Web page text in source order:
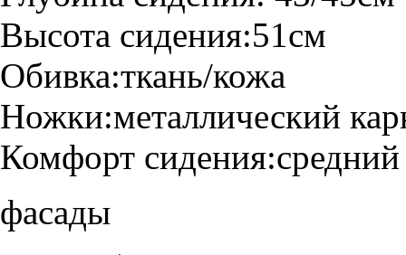
Высота сидения:51см
Обивка:ткань/кожа
Ножки:металлический
Комфорт сидения:
фасады